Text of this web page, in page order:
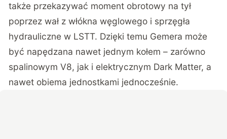
także przekazywać moment obrotowy na tył
poprzez wał z włókna węglowego i sprzęgła
hydrauliczne w LSTT. Dzięki temu Gemera może
być napędzana nawet jednym kołem – zarówno
spalinowym V8, jak i elektrycznym Dark Matter, a
nawet obiema jednostkami jednocześnie.